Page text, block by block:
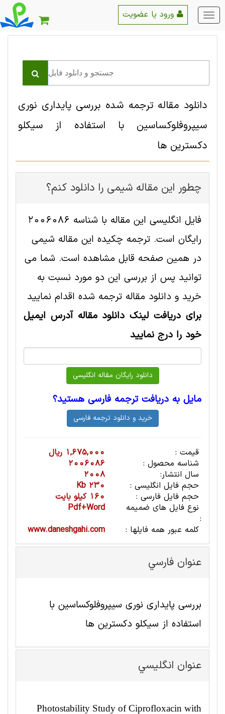
منو
اصلی
دانلود مقاله ترجمه شده بررسی پایداری نوری
سیپروفلوکساسین با استفاده از سیکلو
دکسترین ها
چطور این مقاله شيمی را دانلود کنم؟
فایل انگلیسی این مقاله با شناسه 2006086
رایگان است. ترجمه چکیده این مقاله شيمی
در همین صفحه قابل مشاهده است. شما می
توانید پس از بررسی این دو مورد نسبت به
خرید و دانلود مقاله ترجمه شده اقدام نمایید
برای دریافت لینک دانلود مقاله آدرس ایمیل
خود را درج نمایید
مایل به دریافت ترجمه فارسی هستید؟
قیمت :
1,675,000 ریال
شناسه محصول :
2006086
سال انتشار:
2008
حجم فایل انگلیسی :
230 Kb
حجم فایل فارسی :
160 کیلو بایت
نوع فایل های ضمیمه
:
Pdf+Word
کلمه عبور همه فایلها :
www.daneshgahi.com
عنوان فارسي
بررسی پایداری نوری سیپروفلوکساسین با
استفاده از سیکلو دکسترین ها
عنوان انگليسي
Photostability Study of Ciprofloxacin with